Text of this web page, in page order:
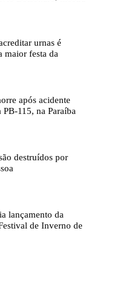
urnas é
maior festa da
após acidente
115, na Paraíba
destruídos por
lançamento da
de Inverno de